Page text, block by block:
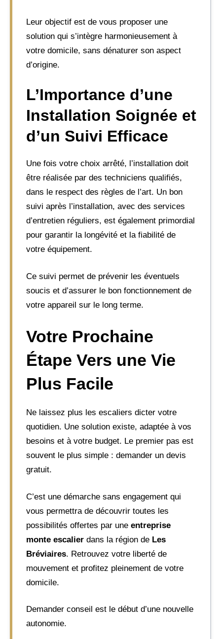
Leur objectif est de vous proposer une
solution qui s’intègre harmonieusement à
votre domicile, sans dénaturer son aspect
d’origine.
L’Importance d’une
Installation Soignée et
d’un Suivi Efficace
Une fois votre choix arrêté, l’installation doit
être réalisée par des techniciens qualifiés,
dans le respect des règles de l’art. Un bon
suivi après l’installation, avec des services
d’entretien réguliers, est également primordial
pour garantir la longévité et la fiabilité de
votre équipement.
Ce suivi permet de prévenir les éventuels
soucis et d’assurer le bon fonctionnement de
votre appareil sur le long terme.
Votre Prochaine
Étape Vers une Vie
Plus Facile
Ne laissez plus les escaliers dicter votre
quotidien. Une solution existe, adaptée à vos
besoins et à votre budget. Le premier pas est
souvent le plus simple : demander un devis
gratuit.
C’est une démarche sans engagement qui
vous permettra de découvrir toutes les
possibilités offertes par une entreprise
monte escalier dans la région de Les
Bréviaires. Retrouvez votre liberté de
mouvement et profitez pleinement de votre
domicile.
Demander conseil est le début d’une nouvelle
autonomie.